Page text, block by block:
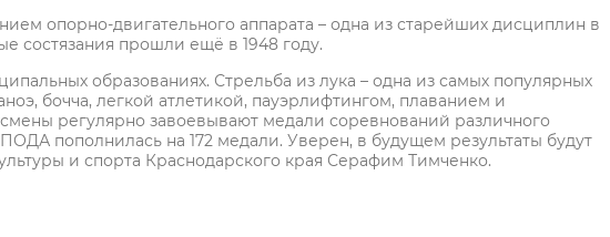
опорно-двигательного аппарата – одна из старейших дисциплин в
состязания прошли ещё в 1948 году.
образованиях. Стрельба из лука – одна из самых популярных
бочча, легкой атлетикой, пауэрлифтингом, плаванием и
регулярно завоевывают медали соревнований различного
пополнилась на 172 медали. Уверен, в будущем результаты будут
и спорта Краснодарского края Серафим Тимченко.